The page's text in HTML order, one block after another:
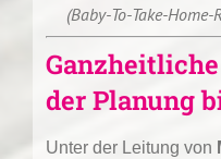
(Baby-To-Take-Home-
der Planung
Unter der Leitung von